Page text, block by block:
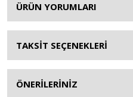
ÜRÜN YORUMLARI
TAKSİT SEÇENEKLERİ
ÖNERİLERİNİZ